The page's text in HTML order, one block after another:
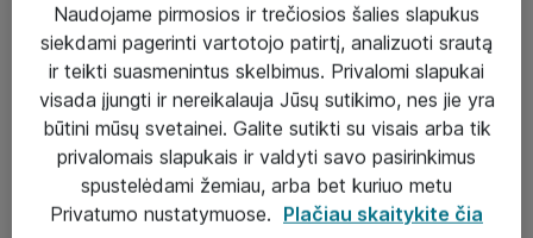
Paslaugos
Sprendimai
Įgyvendinti projektai
Atea ekspertų patarimai verslui
Naudojame pirmosios ir trečiosios šalies slapukus
siekdami pagerinti vartotojo patirtį, analizuoti srautą
ir teikti suasmenintus skelbimus. Privalomi slapukai
visada įjungti ir nereikalauja Jūsų sutikimo, nes jie yra
būtini mūsų svetainei. Galite sutikti su visais arba tik
privalomais slapukais ir valdyti savo pasirinkimus
spustelėdami žemiau, arba bet kuriuo metu
Privatumo nustatymuose. Plačiau skaitykite čia